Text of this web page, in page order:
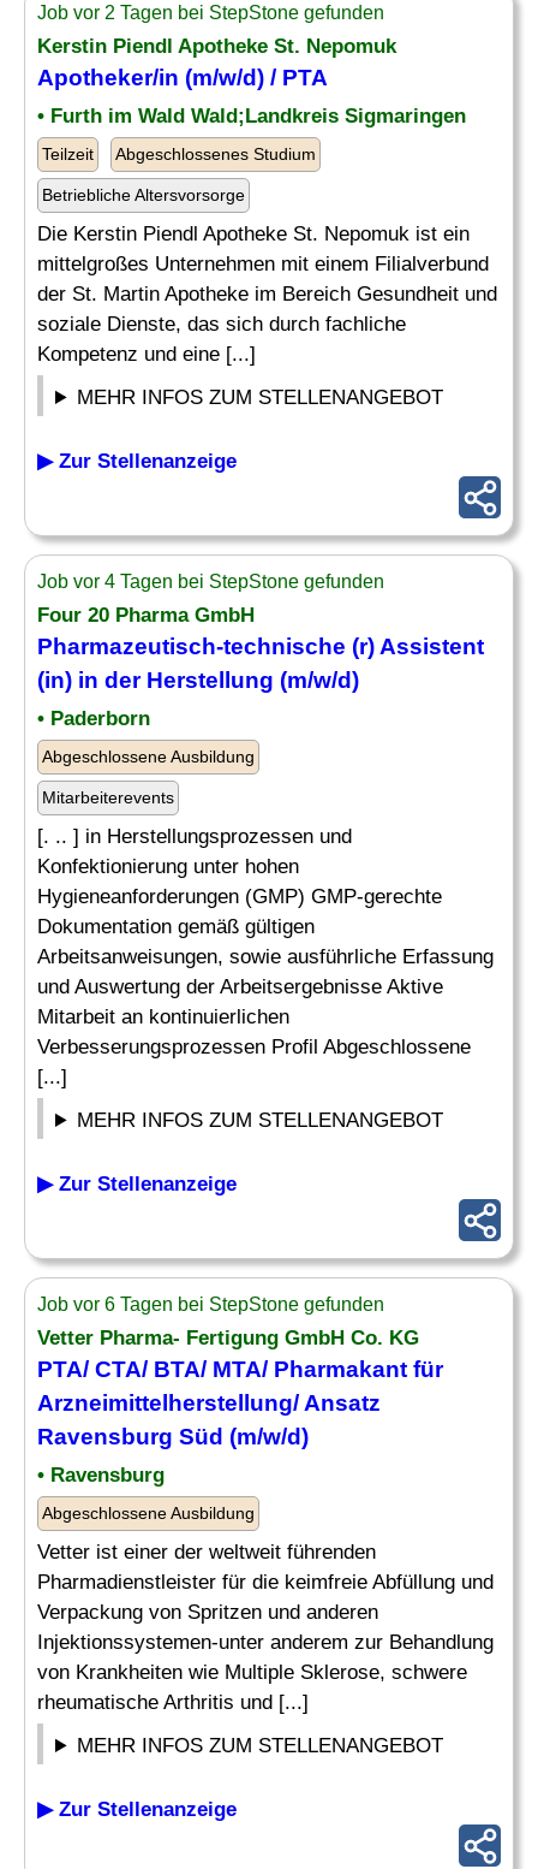
Job vor 2 Tagen bei StepStone gefunden
Kerstin Piendl Apotheke St. Nepomuk
Apotheker/in (m/w/d) / PTA
• Furth im Wald Wald;Landkreis Sigmaringen
Teilzeit Abgeschlossenes Studium
Betriebliche Altersvorsorge
Die Kerstin Piendl Apotheke St. Nepomuk ist ein
mittelgroßes Unternehmen mit einem Filialverbund
der St. Martin Apotheke im Bereich Gesundheit und
soziale Dienste, das sich durch fachliche
Kompetenz und eine [...]
MEHR INFOS ZUM STELLENANGEBOT
▶ Zur Stellenanzeige
Job vor 4 Tagen bei StepStone gefunden
Four 20 Pharma GmbH
Pharmazeutisch-technische (r) Assistent
(in) in der Herstellung (m/w/d)
• Paderborn
Abgeschlossene Ausbildung
Mitarbeiterevents
[. .. ] in Herstellungsprozessen und
Konfektionierung unter hohen
Hygieneanforderungen (GMP) GMP-gerechte
Dokumentation gemäß gültigen
Arbeitsanweisungen, sowie ausführliche Erfassung
und Auswertung der Arbeitsergebnisse Aktive
Mitarbeit an kontinuierlichen
Verbesserungsprozessen Profil Abgeschlossene
[...]
MEHR INFOS ZUM STELLENANGEBOT
▶ Zur Stellenanzeige
Job vor 6 Tagen bei StepStone gefunden
Vetter Pharma- Fertigung GmbH Co. KG
PTA/ CTA/ BTA/ MTA/ Pharmakant für
Arzneimittelherstellung/ Ansatz
Ravensburg Süd (m/w/d)
• Ravensburg
Abgeschlossene Ausbildung
Vetter ist einer der weltweit führenden
Pharmadienstleister für die keimfreie Abfüllung und
Verpackung von Spritzen und anderen
Injektionssystemen-unter anderem zur Behandlung
von Krankheiten wie Multiple Sklerose, schwere
rheumatische Arthritis und [...]
MEHR INFOS ZUM STELLENANGEBOT
▶ Zur Stellenanzeige